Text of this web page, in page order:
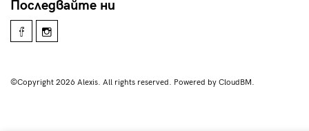
Последвайте ни
©Copyright 2026 Alexis. All rights reserved. Powered by CloudBM.